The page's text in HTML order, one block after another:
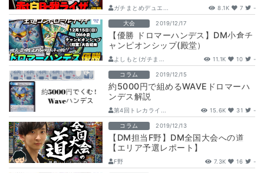
ガチまとめデュエ... 8.1K 7 -
大会 2019/12/17
【優勝 ドロマーハンデス】DM小倉チ
ャンピオンシップ(殿堂）
よしもと(ガチま... 11.1K 10 -
コラム 2019/12/15
約5000円で組めるWAVEドロマーハ
ンデス解説
第4回トレカライ... 15.6K 31 -
コラム 2019/12/13
【DM担当F野】DM全国大会への道
【エリア予選レポート】
F野 7.3K 16 -